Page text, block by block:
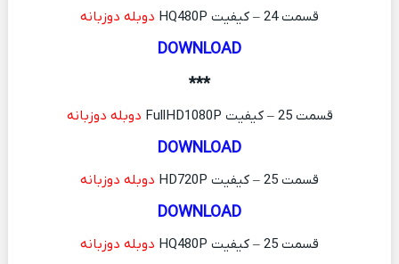
قسمت 24 – کیفیت HQ480P دوبله دوزبانه
DOWNLOAD
***
قسمت 25 – کیفیت FullHD1080P دوبله دوزبانه
DOWNLOAD
قسمت 25 – کیفیت HD720P دوبله دوزبانه
DOWNLOAD
قسمت 25 – کیفیت HQ480P دوبله دوزبانه